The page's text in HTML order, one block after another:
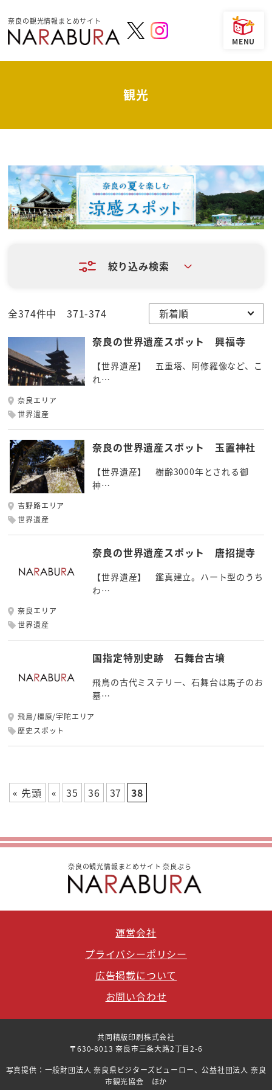
奈良の観光情報まとめサイト
観光
絞り込み検索
全374件中 371-374
奈良の世界遺産スポット 興福寺
【世界遺産】 五重塔、阿修羅像など、こ
れ…
奈良エリア
世界遺産
奈良の世界遺産スポット 玉置神社
【世界遺産】 樹齢3000年とされる御
神…
吉野路エリア
世界遺産
奈良の世界遺産スポット 唐招提寺
【世界遺産】 鑑真建立。ハート型のうち
わ…
奈良エリア
世界遺産
国指定特別史跡 石舞台古墳
飛鳥の古代ミステリー、石舞台は馬子のお
墓…
飛鳥/橿原/宇陀エリア
歴史スポット
« 先頭 « 35 36 37 38
奈良の観光情報まとめサイト 奈良ぶら
運営会社
プライバシーポリシー
広告掲載について
お問い合わせ
共同精版印刷株式会社
〒630-8013 奈良市三条大路2丁目2-6
写真提供：一般財団法人 奈良県ビジターズビューロー、公益社団法人 奈良
市観光協会 ほか